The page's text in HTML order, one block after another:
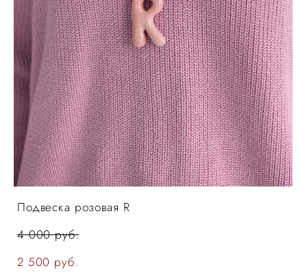
Подвеска розовая R
4 000 pуб.
2 500 pуб.